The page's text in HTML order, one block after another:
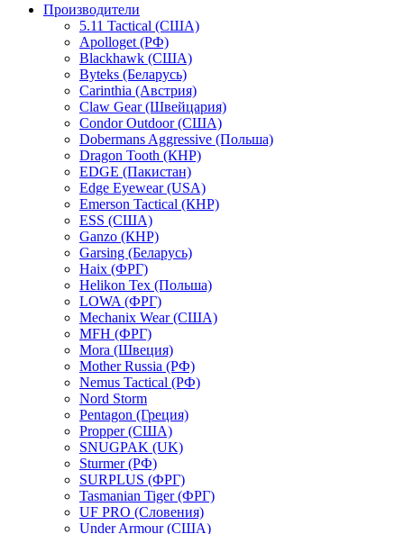
Производители
5.11 Tactical (США)
Apolloget (РФ)
Blackhawk (США)
Byteks (Беларусь)
Carinthia (Австрия)
Claw Gear (Швейцария)
Condor Outdoor (США)
Dobermans Aggressive (Польша)
Dragon Tooth (КНР)
EDGE (Пакистан)
Edge Eyewear (USA)
Emerson Tactical (КНР)
ESS (США)
Ganzo (КНР)
Garsing (Беларусь)
Haix (ФРГ)
Helikon Tex (Польша)
LOWA (ФРГ)
Mechanix Wear (США)
MFH (ФРГ)
Mora (Швеция)
Mother Russia (РФ)
Nemus Tactical (РФ)
Nord Storm
Pentagon (Греция)
Propper (США)
SNUGPAK (UK)
Sturmer (РФ)
SURPLUS (ФРГ)
Tasmanian Tiger (ФРГ)
UF PRO (Словения)
Under Armour (США)